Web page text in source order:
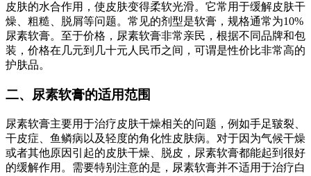
皮肤的水合作用，使皮肤变得柔软光滑。它常用于缓解皮肤干
燥、粗糙、脱屑等问题。常见的剂型是软膏，规格通常为10%
尿素软膏。至于价格，尿素软膏非常亲民，根据不同品牌和包
装，价格在几元到几十元人民币之间，可谓是性价比非常高的
护肤品。
二、尿素软膏的适用范围
尿素软膏主要用于治疗皮肤干燥相关的问题，例如手足皲裂、
干皮症、鱼鳞病以及轻度的角化性皮肤病。对于因为气候干燥
或者其他原因引起的皮肤干燥、脱皮，尿素软膏都能起到很好
的缓解作用。需要特别注意的是，尿素软膏并不适用于治疗白